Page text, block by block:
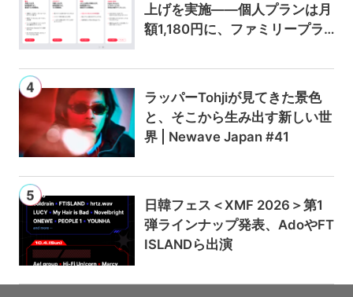
上げを実施——個人プランは月
額1,180円に、ファミリープラ
ラッパーTohjiが見てきた景色
と、そこから生み出す新しい世
界 | Newave Japan #41
日韓フェス＜XMF 2026＞第1
弾ラインナップ発表、AdoやFT
ISLANDら出演